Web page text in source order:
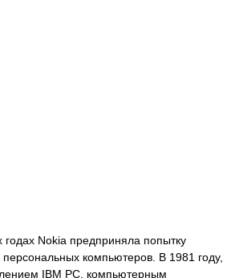
Nokia предприняла попытку
компьютеров. В 1981 году,
IBM PC, компьютерным